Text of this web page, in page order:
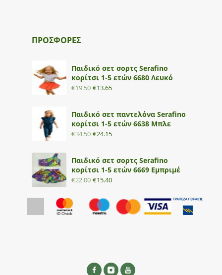
ΠΡΟΣΦΟΡΕΣ
Παιδικό σετ σορτς Serafino
κορίτσι 1-5 ετών 6680 Λευκό
€19.50 €13.65
Παιδικό σετ παντελόνα Serafino
κορίτσι 1-5 ετών 6638 Μπλε
€34.50 €24.15
Παιδικό σετ σορτς Serafino
κορίτσι 1-5 ετών 6669 Εμπριμέ
€22.00 €15.40